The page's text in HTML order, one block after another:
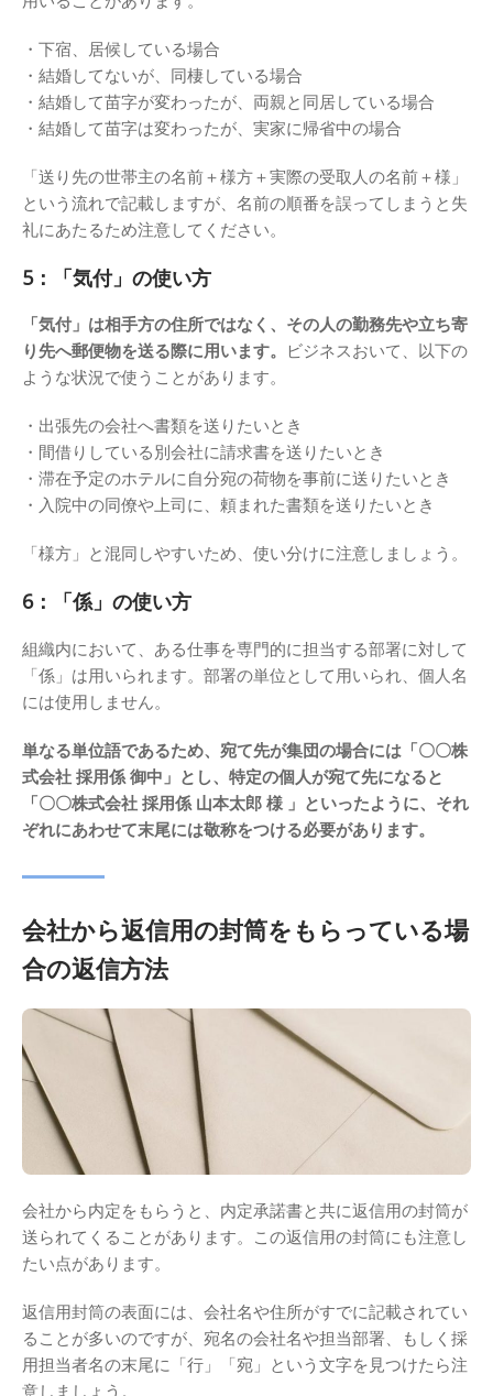
・下宿、居候している場合
・結婚してないが、同棲している場合
・結婚して苗字が変わったが、両親と同居している場合
・結婚して苗字は変わったが、実家に帰省中の場合
「送り先の世帯主の名前＋様方＋実際の受取人の名前＋様」
という流れで記載しますが、名前の順番を誤ってしまうと失
礼にあたるため注意してください。
5：「気付」の使い方
「気付」は相手方の住所ではなく、その人の勤務先や立ち寄
り先へ郵便物を送る際に用います。 ビジネスおいて、以下の
ような状況で使うことがあります。
・出張先の会社へ書類を送りたいとき
・間借りしている別会社に請求書を送りたいとき
・滞在予定のホテルに自分宛の荷物を事前に送りたいとき
・入院中の同僚や上司に、頼まれた書類を送りたいとき
「様方」と混同しやすいため、使い分けに注意しましょう。
6：「係」の使い方
組織内において、ある仕事を専門的に担当する部署に対して
「係」は用いられます。部署の単位として用いられ、個人名
には使用しません。
単なる単位語であるため、宛て先が集団の場合には「〇〇株
式会社 採用係 御中」とし、特定の個人が宛て先になると
「〇〇株式会社 採用係 山本太郎 様 」といったように、それ
ぞれにあわせて末尾には敬称をつける必要があります。
会社から返信用の封筒をもらっている場
合の返信方法
会社から内定をもらうと、内定承諾書と共に返信用の封筒が
送られてくることがあります。この返信用の封筒にも注意し
たい点があります。
返信用封筒の表面には、会社名や住所がすでに記載されてい
ることが多いのですが、宛名の会社名や担当部署、もしく採
用担当者名の末尾に「行」「宛」という文字を見つけたら注
意しましょう。